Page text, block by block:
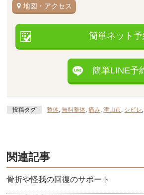
地図・アクセス
簡単ネット予
簡単LINE予
投稿タグ 整体 ,無料整体 ,痛み ,津山市 シビレ
関連記事
骨折や怪我の回復のサポート